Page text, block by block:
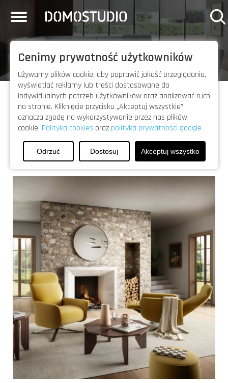
START
OFERTA
VIDEO
PRODUCENCI
KONTAKT
Toggle
navigation
Sprawdź
co nowego na blogu
Cenimy prywatność użytkowników
Używamy plików cookie, aby poprawić jakość przeglądania,
wyświetlać reklamy lub treści dostosowane do
indywidualnych potrzeb użytkowników oraz analizować ruch
na stronie. Kliknięcie przycisku „Akceptuj wszystkie”
oznacza zgodę na wykorzystywanie przez nas plików
cookie. Polityka cookies oraz ​ polityka prywatności google
Odrzuć Dostosuj Akceptuj wszystko